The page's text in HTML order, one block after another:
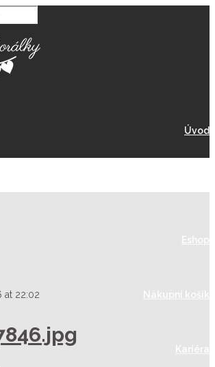
Úvod
Eshop
Nákupní košík
Kariéra
at 22:02